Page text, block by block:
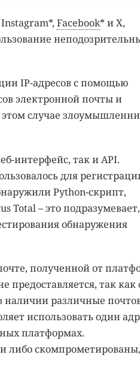
Facebook* и X,
IP-адресов с помощью
электронной почты и
этом случае
интерфейс, так и API.
для
Python-скрипт,
Total – это
обнаружения
полученной от
предоставляется, так как
наличии различные
использовать один
платформах.
либо скомпрометированы,